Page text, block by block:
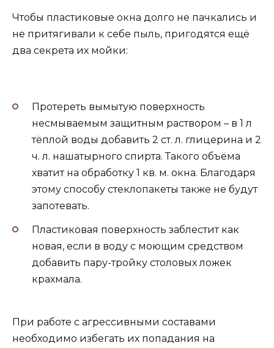
Чтобы пластиковые окна долго не пачкались и
не притягивали к себе пыль, пригодятся ещё
два секрета их мойки:
Протереть вымытую поверхность
несмываемым защитным раствором – в 1 л
тёплой воды добавить 2 ст. л. глицерина и 2
ч. л. нашатырного спирта. Такого объёма
хватит на обработку 1 кв. м. окна. Благодаря
этому способу стеклопакеты также не будут
запотевать.
Пластиковая поверхность заблестит как
новая, если в воду с моющим средством
добавить пару-тройку столовых ложек
крахмала.
При работе с агрессивными составами
необходимо избегать их попадания на